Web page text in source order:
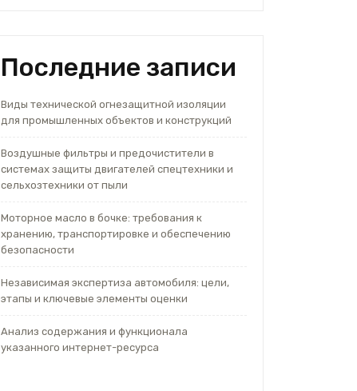
Последние записи
Виды технической огнезащитной изоляции
для промышленных объектов и конструкций
Воздушные фильтры и предочистители в
системах защиты двигателей спецтехники и
сельхозтехники от пыли
Моторное масло в бочке: требования к
хранению, транспортировке и обеспечению
безопасности
Независимая экспертиза автомобиля: цели,
этапы и ключевые элементы оценки
Анализ содержания и функционала
указанного интернет-ресурса